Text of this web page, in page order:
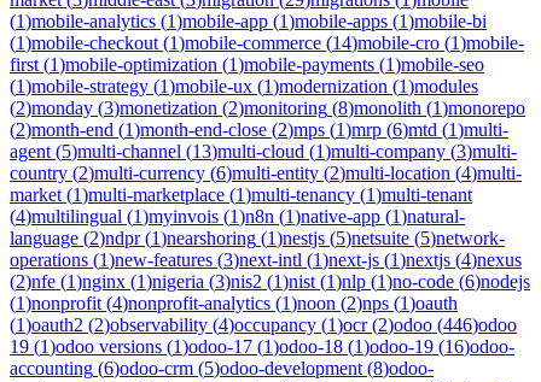
(1)mobile-analytics (1)mobile-app (1)mobile-apps (1)mobile-bi
(1)mobile-checkout (1)mobile-commerce (14)mobile-cro (1)mobile-
first (1)mobile-optimization (1)mobile-payments (1)mobile-seo
(1)mobile-strategy (1)mobile-ux (1)modernization (1)modules
(2)monday (3)monetization (2)monitoring (8)monolith (1)monorepo
(2)month-end (1)month-end-close (2)mps (1)mrp (6)mtd (1)multi-
agent (5)multi-channel (13)multi-cloud (1)multi-company (3)multi-
country (2)multi-currency (6)multi-entity (2)multi-location (4)multi-
market (1)multi-marketplace (1)multi-tenancy (1)multi-tenant
(4)multilingual (1)myinvois (1)n8n (1)native-app (1)natural-
language (2)ndpr(1)nearshoring (1)nestjs (5)netsuite (5)network-
operations (1)new-features (3)next-intl (1)next-js (1)nextjs (4)nexus
(2)nfe (1)nginx (1)nigeria (3)nis2 (1)nist (1)nlp (1)no-code (6)nodejs
(1)nonprofit (4)nonprofit-analytics (1)noon (2)nps (1)oauth
(1)oauth2 (2)observability (4)occupancy (1)ocr(2)odoo (446)odoo
19 (1)odoo versions (1)odoo-17 (1)odoo-18 (1)odoo-19 (16)odoo-
accounting (6)odoo-crm (5)odoo-development (8)odoo-